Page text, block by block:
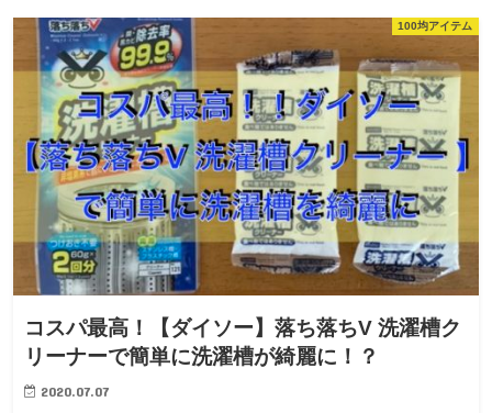
100均アイテム
コスパ最高！【ダイソー】落ち落ちV 洗濯槽ク
リーナーで簡単に洗濯槽が綺麗に！？
2020.07.07